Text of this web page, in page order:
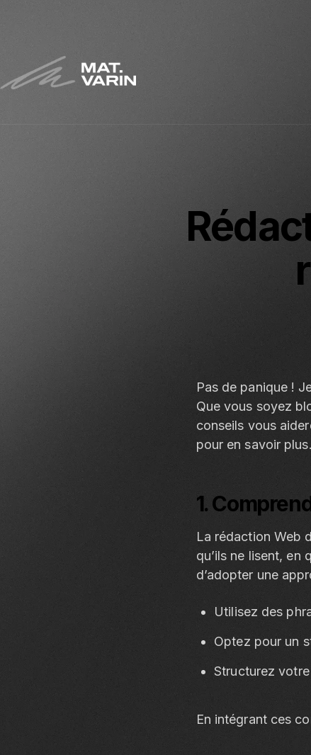
Pas de panique !
Que vous soyez
conseils vous
pour en savoir plus.
1.
La rédaction Web
qu’ils ne lisent, en
d’adopter une
Utilisez des
Optez pour un
Structurez
En intégrant ces